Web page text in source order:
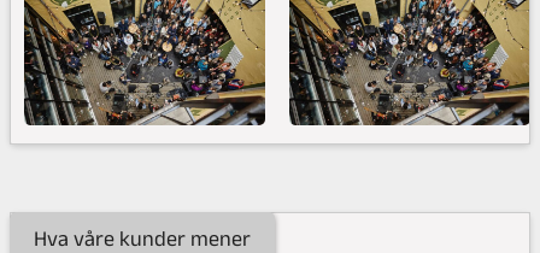
Hva våre kunder mener